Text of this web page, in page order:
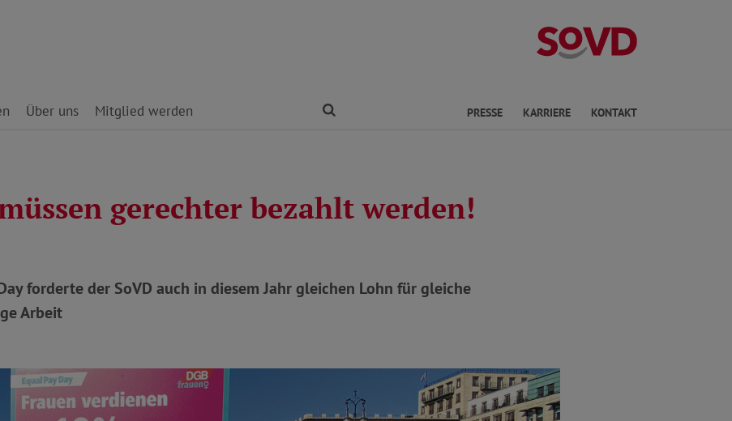
Landesverband
Über uns Mitglied werden PRESSE KARRIERE KONTAKT
gerechter bezahlt werden!
forderte der SoVD auch in diesem Jahr gleichen Lohn für gleiche
Arbeit